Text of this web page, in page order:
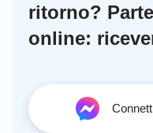
ritorno?
online: